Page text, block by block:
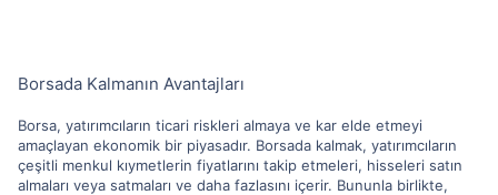
Borsada Kalmanın Avantajları
Borsa, yatırımcıların ticari riskleri almaya ve kar elde etmeyi
amaçlayan ekonomik bir piyasadır. Borsada kalmak, yatırımcıların
çeşitli menkul kıymetlerin fiyatlarını takip etmeleri, hisseleri satın
almaları veya satmaları ve daha fazlasını içerir. Bununla birlikte,